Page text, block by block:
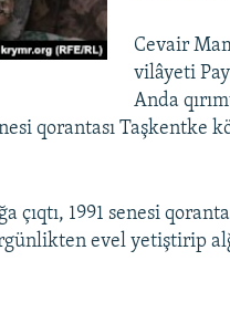
Cevair
vilâyeti
Anda
qorantası Taşkentke
çıqtı, 1991 senesi
evel yetiştirip